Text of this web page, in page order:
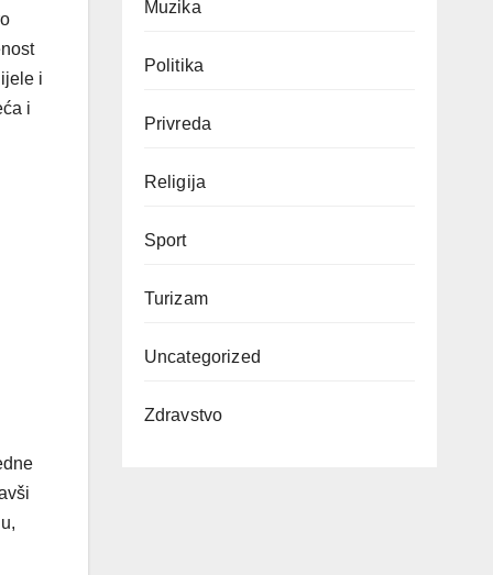
i
i
Muzika
Politika
Privreda
Religija
Sport
Turizam
Uncategorized
Zdravstvo